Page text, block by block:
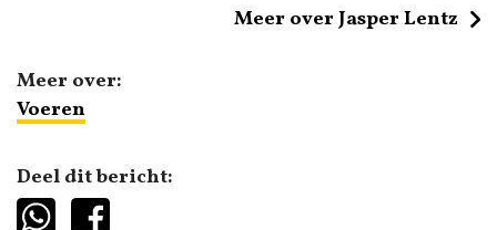
Meer over Jasper Lentz
Meer over:
Voeren
Deel dit bericht: